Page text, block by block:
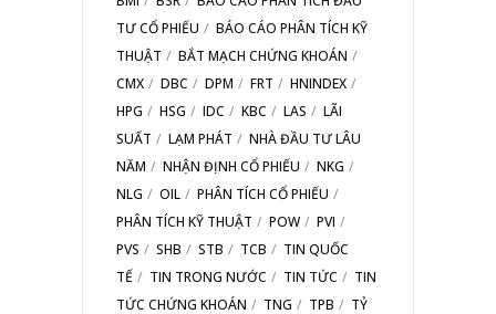
TƯ CỔ PHIẾU
BÁO CÁO PHÂN TÍCH KỸ
THUẬT
BẮT MẠCH CHỨNG KHOÁN
CMX
DBC DPM FRT
HNINDEX
HPG
HSG IDC KBC LAS
LÃI
SUẤT
LẠM PHÁT
NHÀ ĐẦU TƯ LÂU
NĂM
NHẬN ĐỊNH CỔ PHIẾU
NKG
NLG
OIL
PHÂN TÍCH CỔ PHIẾU
PHÂN TÍCH KỸ THUẬT
POW
PVI
PVS
SHB STB TCB
TIN QUỐC
TẾ
TIN TRONG NƯỚC TIN TỨC
TIN
TỨC CHỨNG KHOÁN
TNG TPB TỶ